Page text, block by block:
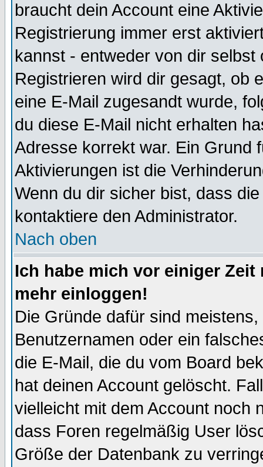
braucht dein Account eine
Registrierung immer erst
kannst - entweder von dir selbst
Registrieren wird dir gesagt, ob
eine E-Mail zugesandt wurde,
du diese E-Mail nicht erhalten
Adresse korrekt war. Ein Grund
Aktivierungen ist die
Wenn du dir sicher bist, dass
kontaktiere den Administrator.
Nach oben
Ich habe mich vor einiger
mehr einloggen!
Die Gründe dafür sind
Benutzernamen oder ein
die E-Mail, die du vom Board
hat deinen Account gelöscht.
vielleicht mit dem Account noch
dass Foren regelmäßig User
Größe der Datenbank zu